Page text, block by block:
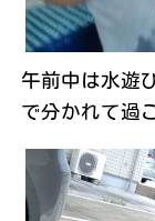
午前中は水遊
で分かれて過